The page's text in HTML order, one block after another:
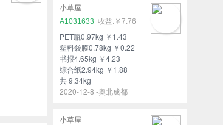
小草屋
A1031633
￥7.76
PET瓶0.97kg ￥1.43
塑料袋膜0.78kg ￥0.22
书报4.65kg ￥4.23
综合纸2.94kg ￥1.88
共 9.34kg
2020-12-8 -奥北成都
小草屋